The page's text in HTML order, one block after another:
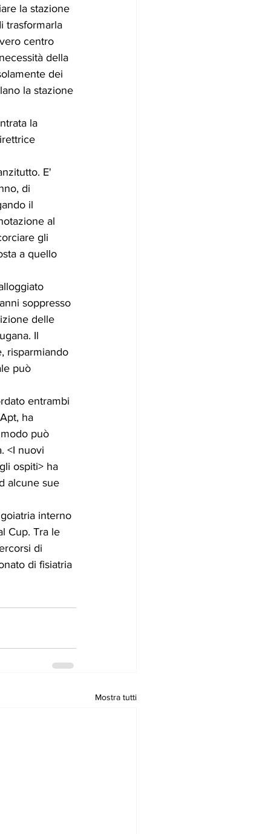
la stazione
trasformarla
centro
della
dei
la stazione
la
E'
di
il
al
gli
a quello
soppresso
delle
Il
risparmiando
può
entrambi
ha
può
<I nuovi
ospiti> ha
alcune sue
interno
Cup. Tra le
di
di fisiatria
Mostra tutti